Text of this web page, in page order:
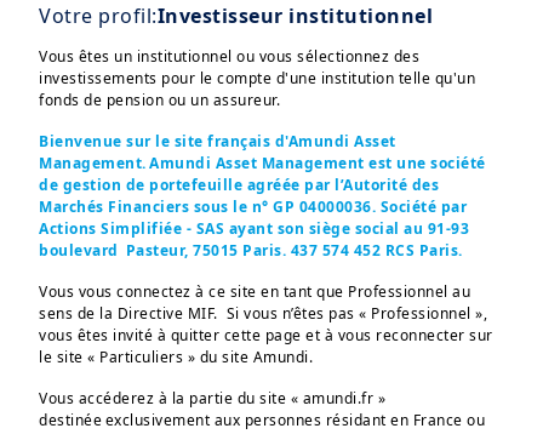
La conviction d’Amundi est que des
entreprises bien gérées dans la durée
sont essentielles pour des
investissements réussis à long terme.
Une entreprise qui ne respecte pas et
ne protège pas le monde naturel et
ses ressources compromet sa valeur
dans le futur.
Votre profil:Investisseur institutionnel
Vous êtes un institutionnel ou vous sélectionnez des
investissements pour le compte d'une institution telle qu'un
fonds de pension ou un assureur.
Bienvenue sur le site français d'Amundi Asset
Management. Amundi Asset Management est une société
de gestion de portefeuille agréée par l’Autorité des
Marchés Financiers sous le n° GP 04000036. Société par
Actions Simplifiée - SAS ayant son siège social au 91-93
boulevard Pasteur, 75015 Paris. 437 574 452 RCS Paris.
Vous vous connectez à ce site en tant que Professionnel au
sens de la Directive MIF. Si vous n’êtes pas « Professionnel »,
vous êtes invité à quitter cette page et à vous reconnecter sur
le site « Particuliers » du site Amundi.
Vous accéderez à la partie du site « amundi.fr »
destinée exclusivement aux personnes résidant en France ou
investisseurs “Professionnels” au sens de la Directive
2004/39/CE du 21 avril 2004 « MIF »  et des articles 314-4
et suivants du Règlement Général de l’AMF. Elles ne
s’adressent pas au grand public ou aux particuliers non-
aux “US Persons”, telle que cette expression est définie
par la «Regulation S» de la Securities and Exchange